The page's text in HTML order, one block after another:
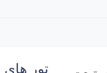
تور های